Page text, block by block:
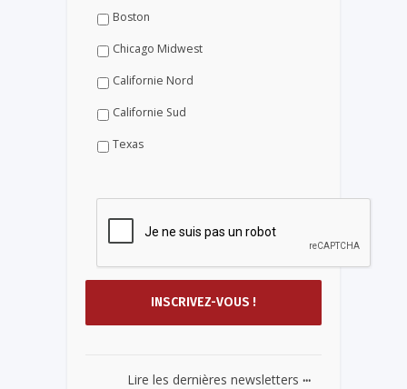
Boston
Chicago Midwest
Californie Nord
Californie Sud
Texas
Lire les dernières newsletters ...